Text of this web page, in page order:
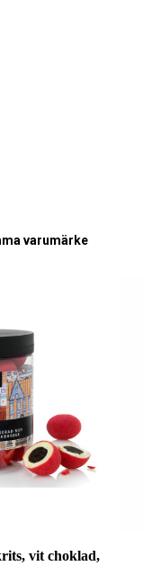
varumärke
vit choklad,